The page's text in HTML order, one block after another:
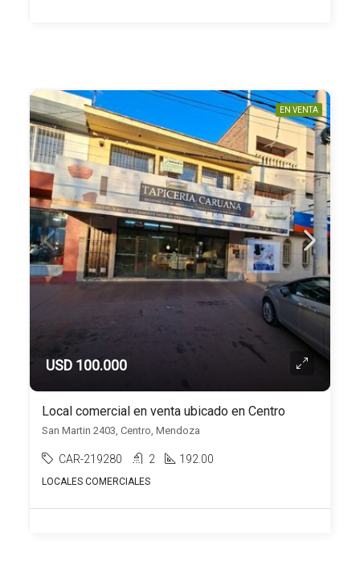
EN VENTA
USD 100.000
Local comercial en venta ubicado en Centro
San Martin 2403, Centro, Mendoza
CAR-219280 2 192.00
LOCALES COMERCIALES